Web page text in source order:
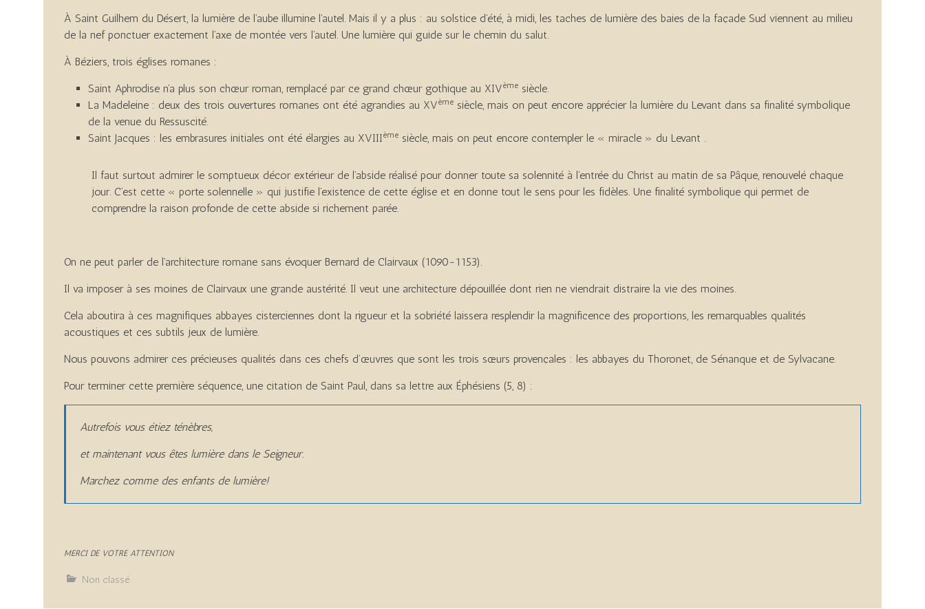
À Saint Guilhem du Désert, la lumière de l’aube illumine l’autel. Mais il y a plus : au solstice d’été, à midi, les taches de lumière des baies de la façade Sud viennent au milieu
de la nef ponctuer exactement l’axe de montée vers l’autel. Une lumière qui guide sur le chemin du salut.
À Béziers, trois églises romanes :
Saint Aphrodise n’a plus son chœur roman, remplacé par ce grand chœur gothique au XIVème siècle.
La Madeleine : deux des trois ouvertures romanes ont été agrandies au XVème siècle, mais on peut encore apprécier la lumière du Levant dans sa finalité symbolique
de la venue du Ressuscité.
Saint Jacques : les embrasures initiales ont été élargies au XVIIIème siècle, mais on peut encore contempler le « miracle » du Levant .
Il faut surtout admirer le somptueux décor extérieur de l’abside réalisé pour donner toute sa solennité à l’entrée du Christ au matin de sa Pâque, renouvelé chaque
jour. C’est cette « porte solennelle » qui justifie l’existence de cette église et en donne tout le sens pour les fidèles. Une finalité symbolique qui permet de
comprendre la raison profonde de cette abside si richement parée.
On ne peut parler de l’architecture romane sans évoquer Bernard de Clairvaux (1090-1153).
Il va imposer à ses moines de Clairvaux une grande austérité. Il veut une architecture dépouillée dont rien ne viendrait distraire la vie des moines.
Cela aboutira à ces magnifiques abbayes cisterciennes dont la rigueur et la sobriété laissera resplendir la magnificence des proportions, les remarquables qualités
acoustiques et ces subtils jeux de lumière.
Nous pouvons admirer ces précieuses qualités dans ces chefs d’œuvres que sont les trois sœurs provençales : les abbayes du Thoronet, de Sénanque et de Sylvacane.
Pour terminer cette première séquence, une citation de Saint Paul, dans sa lettre aux Éphésiens (5, 8) :
Autrefois vous étiez ténèbres,
et maintenant vous êtes lumière dans le Seigneur.
Marchez comme des enfants de lumière!
MERCI DE VOTRE ATTENTION
Non classé